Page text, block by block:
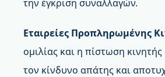
την έγκριση συναλλαγών.
Εταιρείες Προπληρωμένης
ομιλίας και η πίστωση
τον κίνδυνο απάτης και